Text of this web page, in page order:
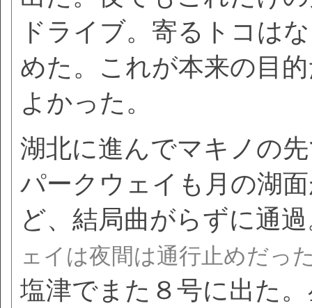
ドライブ。寄るトコは
めた。これが本来の目
よかった。
湖北に進んでマキノの
パークウェイも月の湖
ど、結局曲がらずに通
ェイは夜間は通行止めだっ
塩津でまた８号に出た